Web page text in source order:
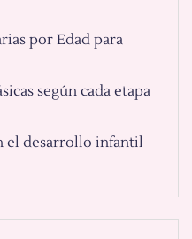
por Edad para
según cada etapa
el desarrollo infantil